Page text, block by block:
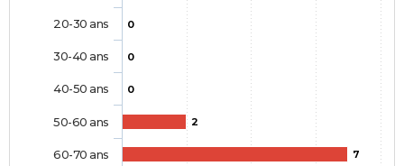
0
0
0
2
7
20-30 ans
30-40 ans
40-50 ans
50-60 ans
60-70 ans